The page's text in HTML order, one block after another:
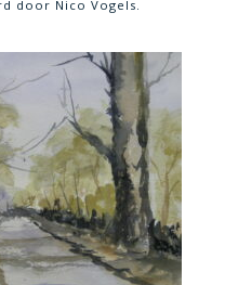
door Nico Vogels.